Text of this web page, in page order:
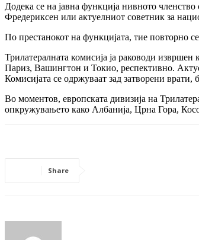
Додека се на јавна функција нивното
Фредериксен или актуелниот советник за
По престанокот на функцијата, тие повторно
Трилатералната комисија ја раководи
Париз, Вашингтон и Токио, респективно.
Комисијата се одржуваат зад затворени врати,
Во моментов, европската дивизија на
опкружувањето како Албанија, Црна Гора,
Share